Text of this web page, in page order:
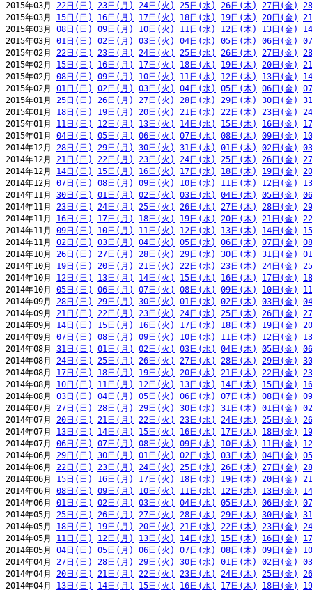
2015年03月 22日(日) 23日(月) 24日(火) 25日(水) 26日(木) 27日(金)
2015年03月 15日(日) 16日(月) 17日(火) 18日(水) 19日(木) 20日(金)
2015年03月 08日(日) 09日(月) 10日(火) 11日(水) 12日(木) 13日(金)
2015年03月 01日(日) 02日(月) 03日(火) 04日(水) 05日(木) 06日(金)
2015年02月 22日(日) 23日(月) 24日(火) 25日(水) 26日(木) 27日(金)
2015年02月 15日(日) 16日(月) 17日(火) 18日(水) 19日(木) 20日(金)
2015年02月 08日(日) 09日(月) 10日(火) 11日(水) 12日(木) 13日(金)
2015年02月 01日(日) 02日(月) 03日(火) 04日(水) 05日(木) 06日(金)
2015年01月 25日(日) 26日(月) 27日(火) 28日(水) 29日(木) 30日(金)
2015年01月 18日(日) 19日(月) 20日(火) 21日(水) 22日(木) 23日(金)
2015年01月 11日(日) 12日(月) 13日(火) 14日(水) 15日(木) 16日(金)
2015年01月 04日(日) 05日(月) 06日(火) 07日(水) 08日(木) 09日(金)
2014年12月 28日(日) 29日(月) 30日(火) 31日(水) 01日(木) 02日(金)
2014年12月 21日(日) 22日(月) 23日(火) 24日(水) 25日(木) 26日(金)
2014年12月 14日(日) 15日(月) 16日(火) 17日(水) 18日(木) 19日(金)
2014年12月 07日(日) 08日(月) 09日(火) 10日(水) 11日(木) 12日(金)
2014年11月 30日(日) 01日(月) 02日(火) 03日(水) 04日(木) 05日(金)
2014年11月 23日(日) 24日(月) 25日(火) 26日(水) 27日(木) 28日(金)
2014年11月 16日(日) 17日(月) 18日(火) 19日(水) 20日(木) 21日(金)
2014年11月 09日(日) 10日(月) 11日(火) 12日(水) 13日(木) 14日(金)
2014年11月 02日(日) 03日(月) 04日(火) 05日(水) 06日(木) 07日(金)
2014年10月 26日(日) 27日(月) 28日(火) 29日(水) 30日(木) 31日(金)
2014年10月 19日(日) 20日(月) 21日(火) 22日(水) 23日(木) 24日(金)
2014年10月 12日(日) 13日(月) 14日(火) 15日(水) 16日(木) 17日(金)
2014年10月 05日(日) 06日(月) 07日(火) 08日(水) 09日(木) 10日(金)
2014年09月 28日(日) 29日(月) 30日(火) 01日(水) 02日(木) 03日(金)
2014年09月 21日(日) 22日(月) 23日(火) 24日(水) 25日(木) 26日(金)
2014年09月 14日(日) 15日(月) 16日(火) 17日(水) 18日(木) 19日(金)
2014年09月 07日(日) 08日(月) 09日(火) 10日(水) 11日(木) 12日(金)
2014年08月 31日(日) 01日(月) 02日(火) 03日(水) 04日(木) 05日(金)
2014年08月 24日(日) 25日(月) 26日(火) 27日(水) 28日(木) 29日(金)
2014年08月 17日(日) 18日(月) 19日(火) 20日(水) 21日(木) 22日(金)
2014年08月 10日(日) 11日(月) 12日(火) 13日(水) 14日(木) 15日(金)
2014年08月 03日(日) 04日(月) 05日(火) 06日(水) 07日(木) 08日(金)
2014年07月 27日(日) 28日(月) 29日(火) 30日(水) 31日(木) 01日(金)
2014年07月 20日(日) 21日(月) 22日(火) 23日(水) 24日(木) 25日(金)
2014年07月 13日(日) 14日(月) 15日(火) 16日(水) 17日(木) 18日(金)
2014年07月 06日(日) 07日(月) 08日(火) 09日(水) 10日(木) 11日(金)
2014年06月 29日(日) 30日(月) 01日(火) 02日(水) 03日(木) 04日(金)
2014年06月 22日(日) 23日(月) 24日(火) 25日(水) 26日(木) 27日(金)
2014年06月 15日(日) 16日(月) 17日(火) 18日(水) 19日(木) 20日(金)
2014年06月 08日(日) 09日(月) 10日(火) 11日(水) 12日(木) 13日(金)
2014年06月 01日(日) 02日(月) 03日(火) 04日(水) 05日(木) 06日(金)
2014年05月 25日(日) 26日(月) 27日(火) 28日(水) 29日(木) 30日(金)
2014年05月 18日(日) 19日(月) 20日(火) 21日(水) 22日(木) 23日(金)
2014年05月 11日(日) 12日(月) 13日(火) 14日(水) 15日(木) 16日(金)
2014年05月 04日(日) 05日(月) 06日(火) 07日(水) 08日(木) 09日(金)
2014年04月 27日(日) 28日(月) 29日(火) 30日(水) 01日(木) 02日(金)
2014年04月 20日(日) 21日(月) 22日(火) 23日(水) 24日(木) 25日(金)
2014年04月 13日(日) 14日(月) 15日(火) 16日(水) 17日(木) 18日(金)